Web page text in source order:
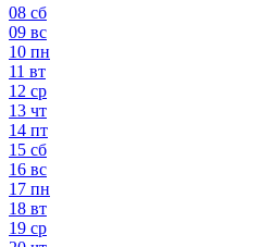
08 сб
09 вс
10 пн
11 вт
12 ср
13 чт
14 пт
15 сб
16 вс
17 пн
18 вт
19 ср